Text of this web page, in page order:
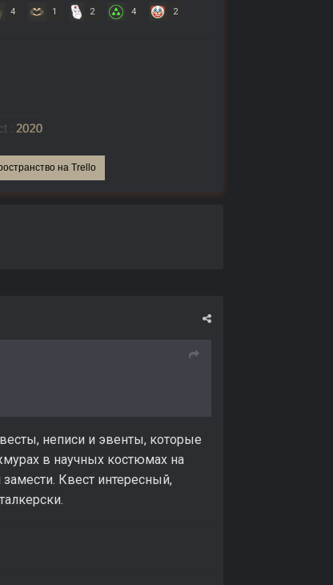
4 1 2 4 2
на Trello
неписи и эвенты, которые
в научных костюмах на
Квест интересный,